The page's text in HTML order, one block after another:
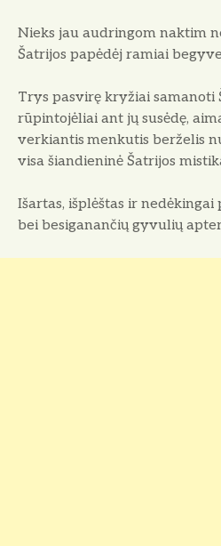
Nieks jau audringom naktim
Šatrijos papėdėj ramiai
Trys pasvirę kryžiai samanoti
rūpintojėliai ant jų susėdę,
verkiantis menkutis berželis
visa šiandieninė Šatrijos
Išartas, išplėštas ir
bei besiganančių gyvulių